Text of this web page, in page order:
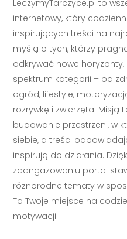
LeczymyTarczyce.pl to
internetowy, który
inspirujących treści na
myślą o tych, którzy
odkrywać nowe
spektrum kategorii – od
ogród, lifestyle,
rozrywkę i zwierzęta. Misją
budowanie przestrzeni, w
siebie, a treści
inspirują do działania.
zaangażowaniu portal
różnorodne tematy w
To Twoje miejsce na
motywacji.